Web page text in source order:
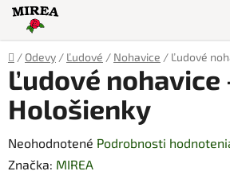
Prejsť
obsah
Domov
/ Odevy / Ľudové / Nohavice / Ľudové
Ľudové nohavice
Hološienky
Priemerné
hodnotenie
Neohodnotené Podrobnosti
Značka: MIREA